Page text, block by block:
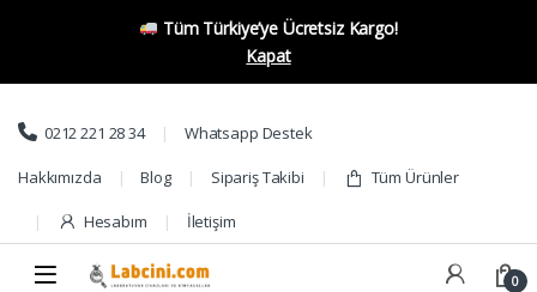
Tüm Türkiye’ye Ücretsiz Kargo!
Kapat
Skip to navigation
Skip to content
0212 221 28 34 Whatsapp Destek
Hakkımızda Blog Sipariş Takibi Tüm Ürünler
Hesabım İletişim
0